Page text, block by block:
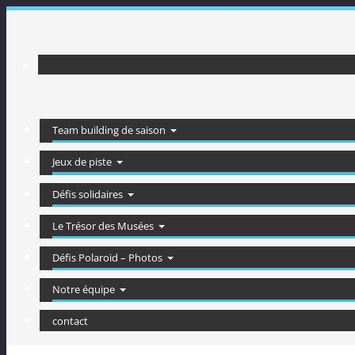
contenu
Team building de saison
Jeux de piste
Défis solidaires
Le Trésor des Musées
Défis Polaroid – Photos
Notre équipe
contact